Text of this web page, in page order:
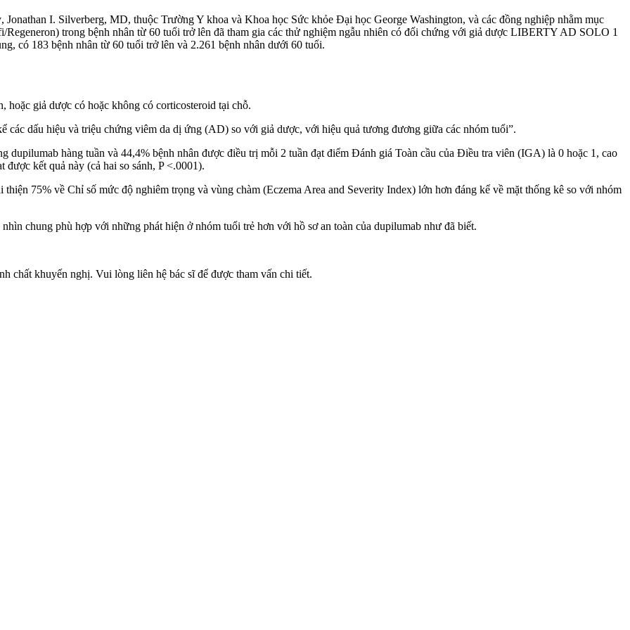
I. Silverberg, MD, thuộc Trường Y khoa và Khoa học Sức khỏe Đại học George Washington, và các đồng nghiệp nhằm mục
Regeneron) trong bệnh nhân từ 60 tuổi trở lên đã tham gia các thử nghiệm ngẫu nhiên có đối chứng với giả dược LIBERTY AD SOLO 1
183 bệnh nhân từ 60 tuổi trở lên và 2.261 bệnh nhân dưới 60 tuổi.
hoặc giả dược có hoặc không có corticosteroid tại chỗ.
các dấu hiệu và triệu chứng viêm da dị ứng (AD) so với giả dược, với hiệu quả tương đương giữa các nhóm tuổi”.
dupilumab hàng tuần và 44,4% bệnh nhân được điều trị mỗi 2 tuần đạt điểm Đánh giá Toàn cầu của Điều tra viên (IGA) là 0 hoặc 1, cao
kết quả này (cả hai so sánh, P <.0001).
75% về Chỉ số mức độ nghiêm trọng và vùng chàm (Eczema Area and Severity Index) lớn hơn đáng kể về mặt thống kê so với nhóm
chung phù hợp với những phát hiện ở nhóm tuổi trẻ hơn với hồ sơ an toàn của dupilumab như đã biết.
chất khuyến nghị. Vui lòng liên hệ bác sĩ để được tham vấn chi tiết.